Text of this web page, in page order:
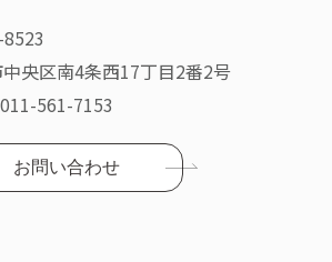
央区南4条西17丁目2番2号
011-561-7153
お問い合わせ